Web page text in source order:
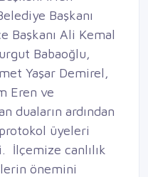
Başkanı
Başkanı Ali Kemal
Babaoğlu,
Yaşar Demirel,
Eren ve
duaların ardından
üyeleri
İlçemize canlılık
önemini